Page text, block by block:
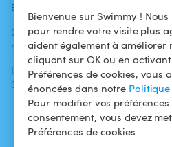
Bienvenue sur Swimmy !
pour rendre votre visite plus
aident également à améliorer
cliquant sur OK ou en
Préférences de cookies, vous
énoncées dans notre
Pour modifier vos
consentement, vous devez
Préférences de cookies
Blog
Swimmy dans les
médias
L'aventure
Swimmy
baigneurs
Pour les
propriétaires
Louer ma
Comment ça
marche ?